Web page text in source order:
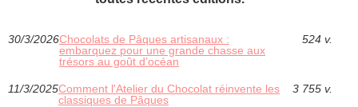
30/3/2026Chocolats de Pâques artisanaux :
embarquez pour une grande chasse aux
trésors au goût d’océan
524 v.
11/3/2025Comment l'Atelier du Chocolat réinvente les
classiques de Pâques
3 755 v.